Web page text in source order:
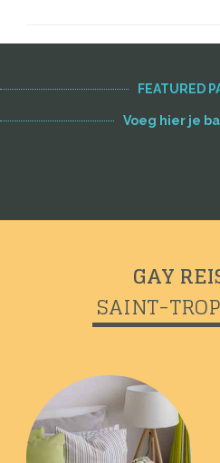
FEATURED
Voeg hier je
GAY
SAINT-